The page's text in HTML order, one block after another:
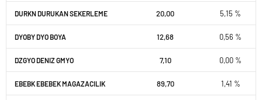
DURKN DURUKAN SEKERLEME 20,00 5,15 %
DYOBY DYO BOYA 12,68 0,56 %
DZGYO DENIZ GMYO 7,10 0,00 %
EBEBK EBEBEK MAGAZACILIK 89,70 1,41 %